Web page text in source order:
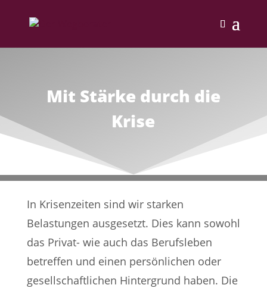
Mit Stärke durch die
Krise
In Krisenzeiten sind wir starken
Belastungen ausgesetzt. Dies kann sowohl
das Privat- wie auch das Berufsleben
betreffen und einen persönlichen oder
gesellschaftlichen Hintergrund haben. Die